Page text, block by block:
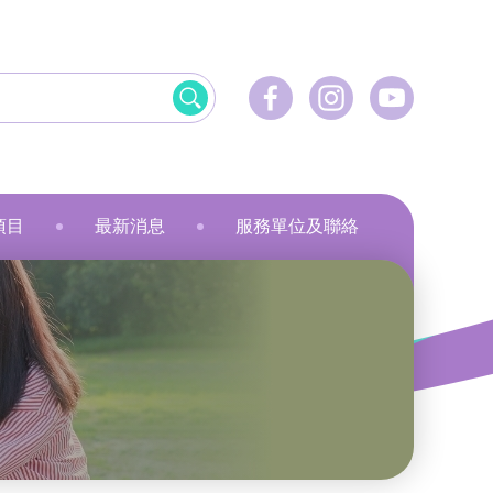
飲食
健康護理
家居服務
教育康體
資訊科技應用
物業管理及保安
美髮
服裝製品及紡織
家居服務
環境服務
社會服務
刺繡
乾花香薰蠟燭
小指頭大製作
目
躍‧拍住上」計劃
劃
業計劃
最新消息
最新資訊
傳媒報導
服務單位及聯絡